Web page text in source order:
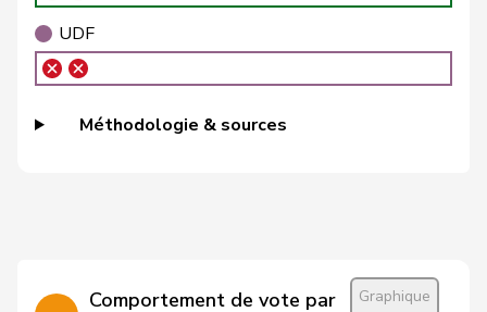
Buffat Michaël UDC V
VD
Bühler
Manfred UDC V
BE
Marbach
Christine Centre
M-E ZH
UDF
Méthodologie & sources
Comportement de vote par Graphique